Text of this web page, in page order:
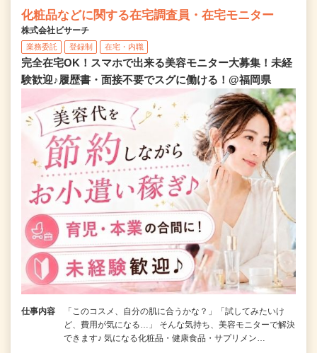
化粧品などに関する在宅調査員・在宅モニター
株式会社ビサーチ
業務委託 登録制 在宅・内職
完全在宅OK！スマホで出来る美容モニター大募集！未経
験歓迎♪履歴書・面接不要でスグに働ける！@福岡県
仕事内容
「このコスメ、自分の肌に合うかな？」「試してみたいけ
ど、費用が気になる…」 そんな気持ち、美容モニターで解決
できます♪ 気になる化粧品・健康食品・サプリメン…